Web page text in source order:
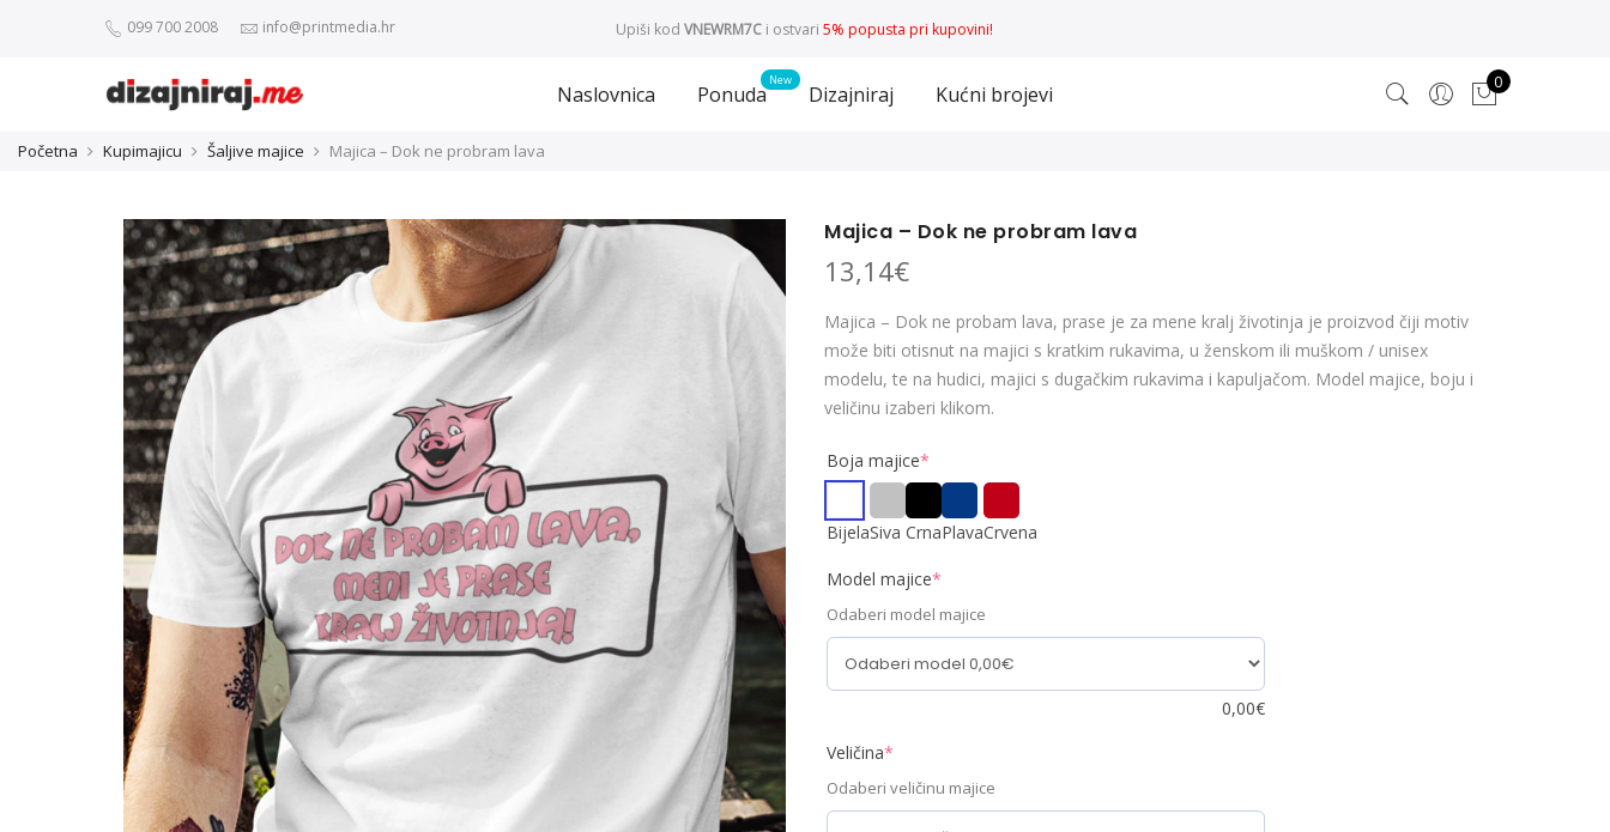
099 700 2008 info@printmedia.hr Upiši kodVNEWRM7C i ostvari5% popusta pri kupovini!
Naslovnica Ponuda Dizajniraj Kućni brojevi 0
Početna Kupimajicu Šaljive majice Majica – Dok ne probram lava
Majica – Dok ne probram lava
13,14€
Majica – Dok ne probam lava, prase je za mene kralj životinja je proizvod čiji motiv
može biti otisnut na majici s kratkim rukavima, u ženskom ili muškom / unisex
modelu, te na hudici, majici s dugačkim rukavima i kapuljačom. Model majice, boju i
veličinu izaberi klikom.
Boja majice*
BijelaSiva CrnaPlavaCrvena
Model majice*
Odaberi model majice
0,00€
Veličina*
Odaberi veličinu majice